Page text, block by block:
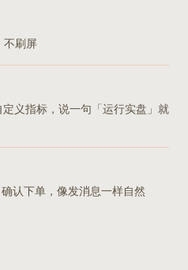
不刷屏
义指标，说一句「运行实盘」就
认下单，像发消息一样自然